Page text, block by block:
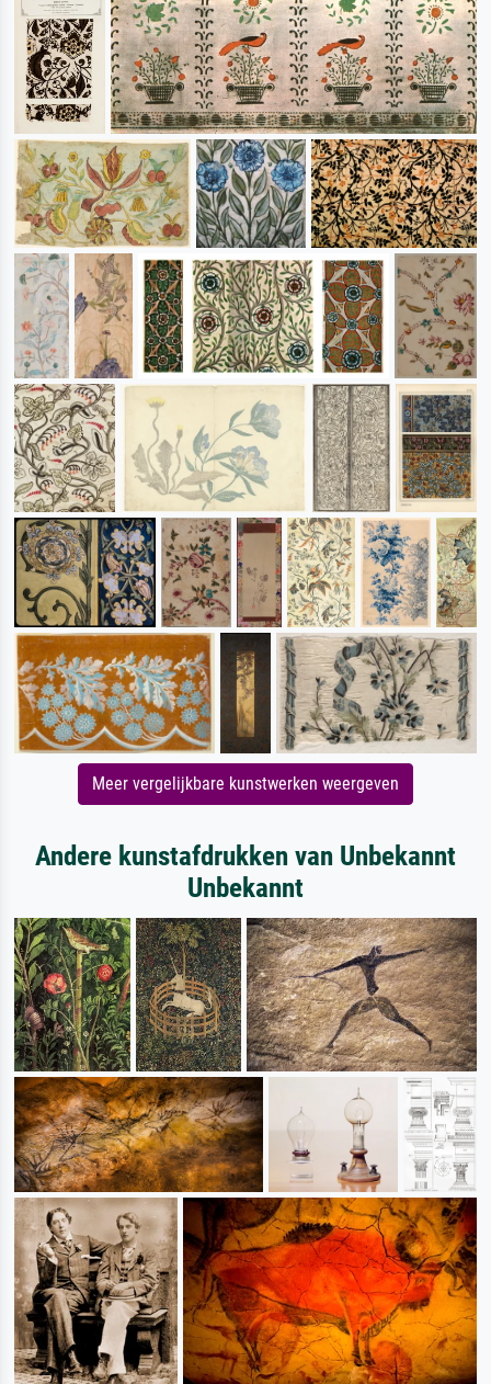
Meer vergelijkbare kunstwerken weergeven
Andere kunstafdrukken van Unbekannt
Unbekannt